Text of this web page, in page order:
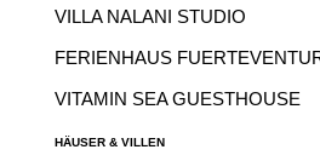
VILLA NALANI STUDIO
FERIENHAUS
VITAMIN SEA GUESTHOUSE
HÄUSER & VILLEN